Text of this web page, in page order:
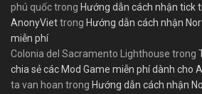
phú quốctrong Hướng dẫn cách nhận tick
AnonyViettrong Hướng dẫn cách nhận
miễn phí
Colonia del Sacramento Lighthouse trong
chia sẻ các Mod Game miễn phí dành cho
ta van hoan trong Hướng dẫn cách nhận